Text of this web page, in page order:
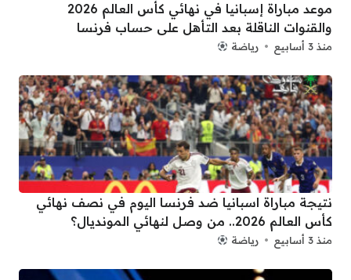
موعد مباراة إسبانيا في نهائي كأس العالم 2026
والقنوات الناقلة بعد التأهل على حساب فرنسا
منذ 3 أسابيع رياضة
نتيجة مباراة اسبانيا ضد فرنسا اليوم في نصف نهائي
كأس العالم 2026.. من وصل لنهائي المونديال؟
منذ 3 أسابيع رياضة